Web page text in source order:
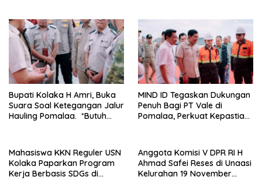
Wundulako
Bupati Kolaka H Amri, Buka
Suara Soal Ketegangan Jalur
Hauling Pomalaa. *Butuh
Premanisme Industrial
MIND ID Tegaskan Dukungan
Penuh Bagi PT Vale di
Pomalaa, Perkuat Kepastian
Mahasiswa KKN Reguler USN
Kolaka Paparkan Program
Kerja Berbasis SDGs di
Anggota Komisi V DPR RI H
Ahmad Safei Reses di Unaasi
Kelurahan 19 November